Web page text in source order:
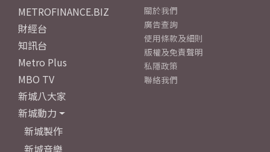
METROFINANCE.BIZ
財經台
知訊台
Metro Plus
MBO TV
新城八大家
新城動力
新城製作
關於我們
廣告查詢
使用條款及細則
版權及免責聲明
私隱政策
聯絡我們